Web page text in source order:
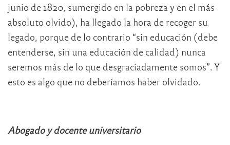
junio de 1820, sumergido en la pobreza y en el más
absoluto olvido), ha llegado la hora de recoger su
legado, porque de lo contrario “sin educación (debe
entenderse, sin una educación de calidad) nunca
seremos más de lo que desgraciadamente somos”. Y
esto es algo que no deberíamos haber olvidado.
Abogado y docente universitario